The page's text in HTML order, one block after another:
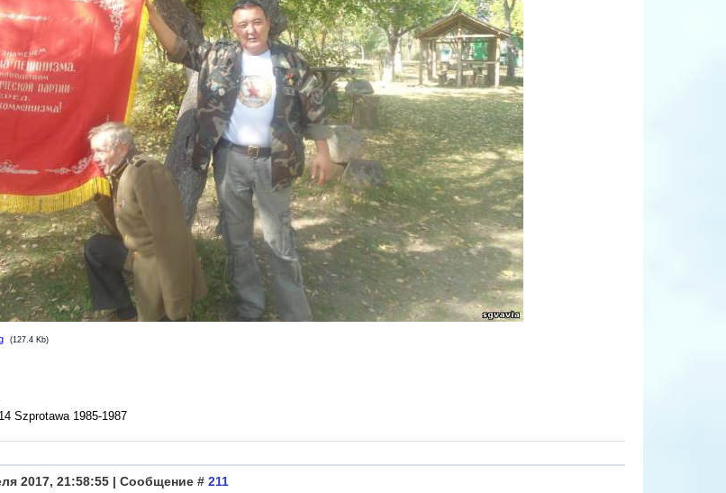
(127.4 Kb)
Szprotawa 1985-1987
2017, 21:58:55 | Сообщение # 211